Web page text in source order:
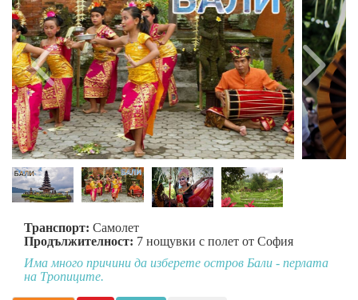
Транспорт: Самолет
Продължителност: 7 нощувки с полет от София
Има много причини да изберете остров Бали - перлата
на Тропиците.